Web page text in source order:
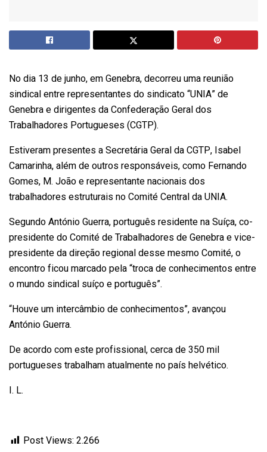
No dia 13 de junho, em Genebra, decorreu uma reunião
sindical entre representantes do sindicato “UNIA” de
Genebra e dirigentes da Confederação Geral dos
Trabalhadores Portugueses (CGTP).
Estiveram presentes a Secretária Geral da CGTP, Isabel
Camarinha, além de outros responsáveis, como Fernando
Gomes, M. João e representante nacionais dos
trabalhadores estruturais no Comité Central da UNIA.
Segundo António Guerra, português residente na Suíça,co-
presidentedo Comité de Trabalhadores de Genebra e vice-
presidente da direção regional desse mesmo Comité, o
encontro ficou marcado pela “troca de conhecimentos entre
o mundo sindical suíço e português”.
“Houve um intercâmbio de conhecimentos”, avançou
António Guerra.
De acordo com este profissional, cerca de 350 mil
portugueses trabalham atualmente no país helvético.
I. L.
Post Views: 2.266